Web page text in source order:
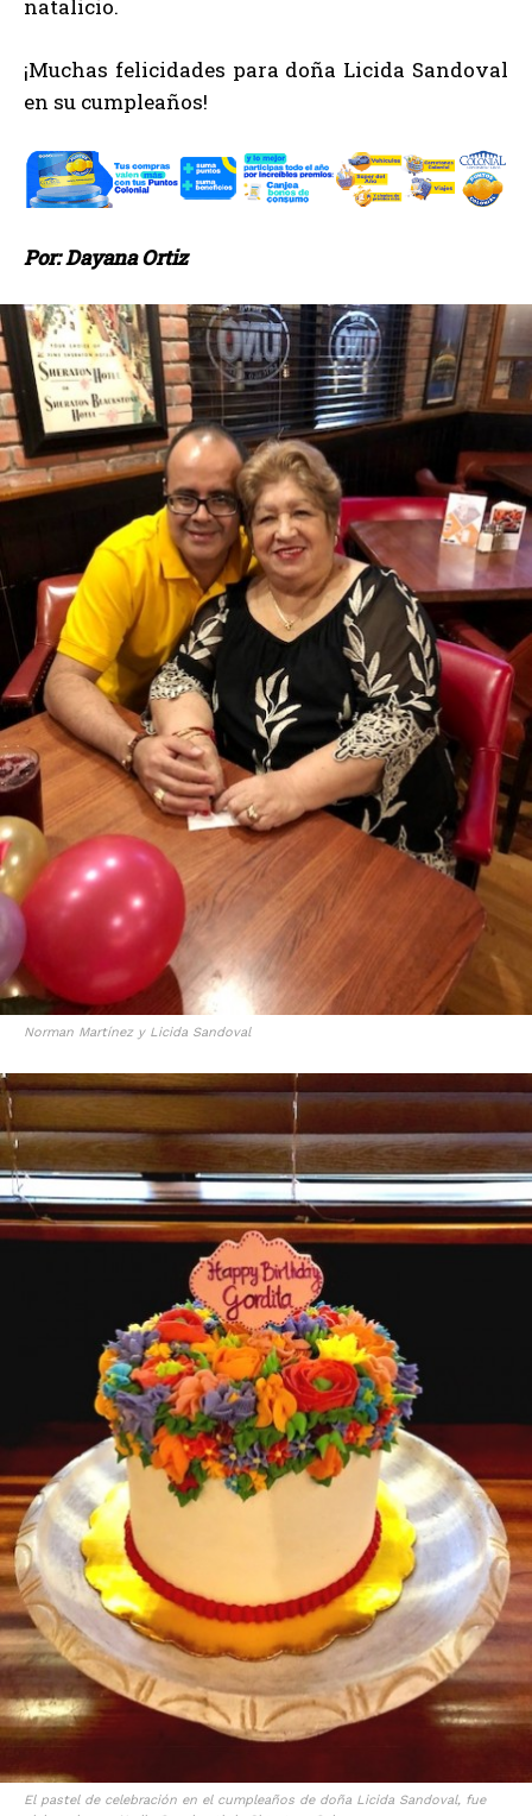
natalicio.
¡Muchas felicidades para doña Licida Sandoval
en su cumpleaños!
Por: Dayana Ortiz
Norman Martínez y Licida Sandoval
El pastel de celebración en el cumpleaños de doña Licida Sandoval, fue